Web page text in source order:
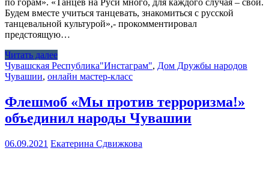
по горам». «Танцев на Руси много, для каждого случая – свой.
Будем вместе учиться танцевать, знакомиться с русской
танцевальной культурой»,- прокомментировал
предстоящую…
Читать далее
Чувашская Республика"Инстаграм", Дом Дружбы народов
Чувашии, онлайн мастер-класс
Флешмоб «Мы против терроризма!»
объединил народы Чувашии
06.09.2021 Екатерина Сдвижкова